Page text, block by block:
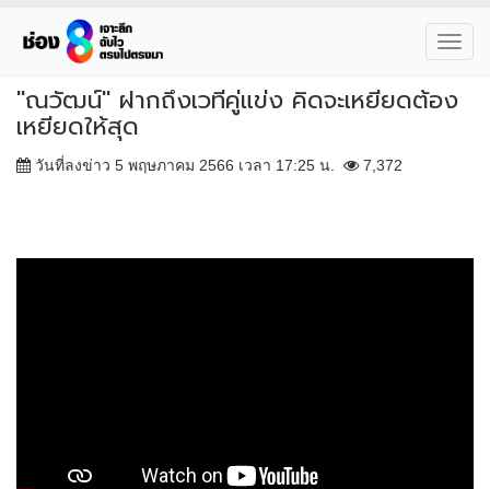
"ณวัฒน์" ฝากถึงเวทีคู่แข่ง คิดจะเหยียดต้อง
เหยียดให้สุด
วันที่ลงข่าว 5 พฤษภาคม 2566 เวลา 17:25 น. 7,372